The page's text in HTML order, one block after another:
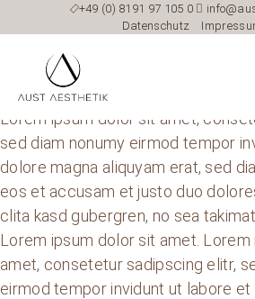
+49 (0) 8191 97 105 0 
Datenschutz
Lorem ipsum dolor sit amet,
sed diam nonumy eirmod tempor
dolore magna aliquyam erat, sed
eos et accusam et justo duo
clita kasd gubergren, no sea
Lorem ipsum dolor sit amet.
amet, consetetur sadipscing elitr,
eirmod tempor invidunt ut labore et